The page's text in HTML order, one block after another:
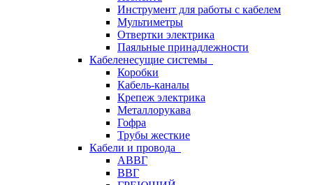
Инструмент для работы с кабелем
Мультиметры
Отвертки электрика
Паяльные принадлежности
Кабеленесущие системы
Коробки
Кабель-каналы
Крепеж электрика
Металлорукава
Гофра
Трубы жесткие
Кабели и провода
АВВГ
ВВГ